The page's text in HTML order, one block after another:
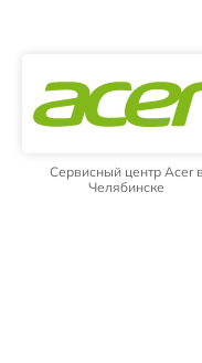
Сервисный центр Acer в
Челябинске